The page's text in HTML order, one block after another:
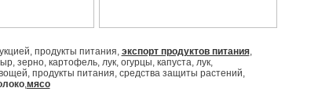
продукты питания, экспорт продуктов питания,
зерно, картофель, лук, огурцы, капуста, лук,
продукты питания, средства защиты растений,
,мясо